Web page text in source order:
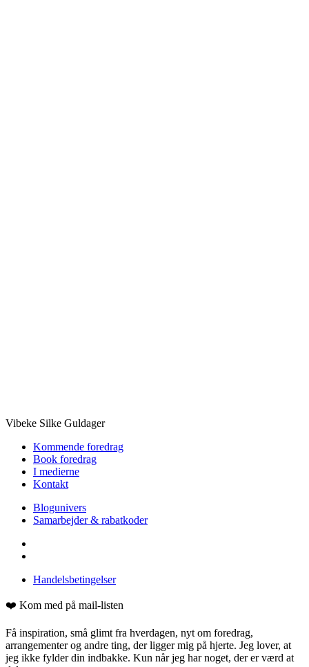
Vibeke Silke Guldager
Kommende foredrag
Book foredrag
I medierne
Kontakt
Blogunivers
Samarbejder & rabatkoder
Handelsbetingelser
❤️ Kom med på mail-listen
Få inspiration, små glimt fra hverdagen, nyt om foredrag,
arrangementer og andre ting, der ligger mig på hjerte. Jeg lover, at
jeg ikke fylder din indbakke. Kun når jeg har noget, der er værd at